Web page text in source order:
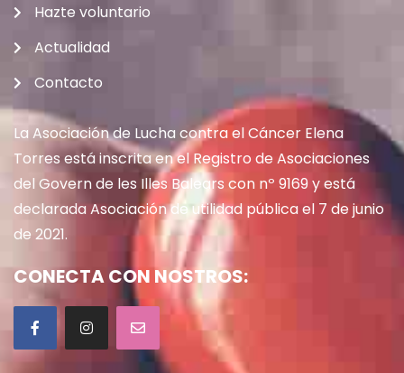
Hazte voluntario
Actualidad
Contacto
La Asociación de Lucha contra el Cáncer Elena
Torres está inscrita en el Registro de Asociaciones
del Govern de les Illes Balears con nº 9169 y está
declarada Asociación de utilidad pública el 7 de junio
de 2021.
CONECTA CON NOSTROS: